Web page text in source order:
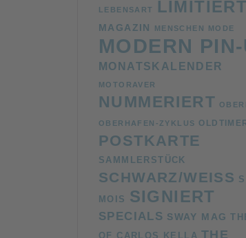
LEBENSART LIMITIERT
MAGAZIN MENSCHEN MODE
MODERN
MONATSKALENDER
MOTORAVER
NUMMERIERT
OBERHAFEN-ZYKLUS
POSTKARTE
SAMMLERSTÜCK
SCHWARZ/WEISS
MOIS SIGNIERT
SPECIALS SWAY MAG
OF CARLOS KELLA THE